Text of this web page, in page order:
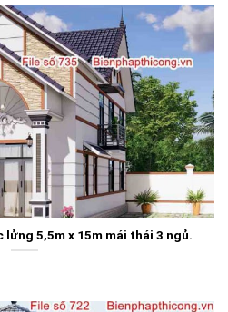
lửng 5,5m x 15m mái thái 3 ngủ.